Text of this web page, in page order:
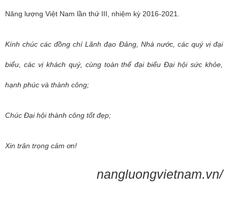
Năng lượng Việt Nam lần thứ III, nhiệm kỳ 2016-2021.
Kính chúc các đồng chí Lãnh đạo Đảng, Nhà nước, các quý vị đại
biểu, các vị khách quý, cùng toàn thể đại biểu Đại hội sức khỏe,
hạnh phúc và thành công;
Chúc Đại hội thành công tốt đẹp;
Xin trân trọng cảm ơn!
nangluongvietnam.vn/